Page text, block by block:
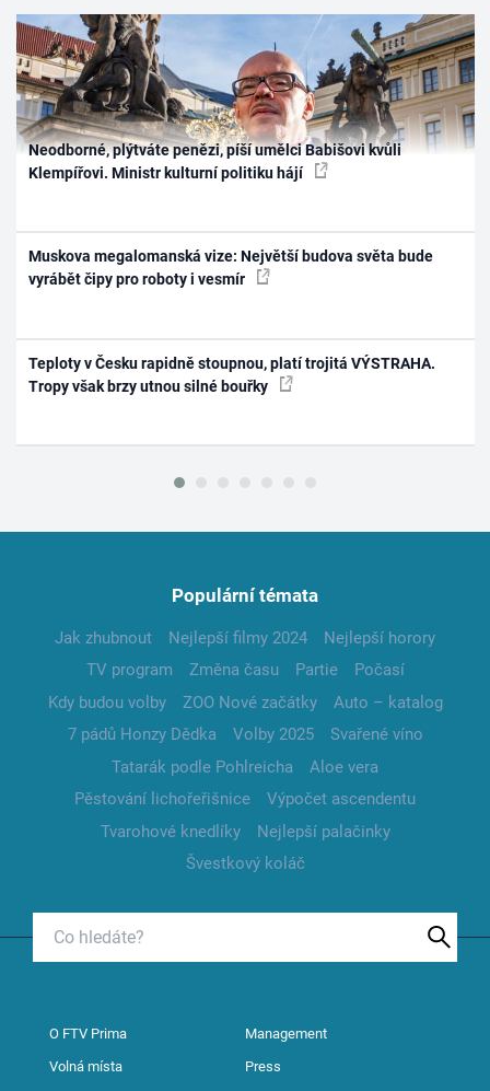
Neodborné, plýtváte penězi, píší umělci Babišovi kvůli
Klempířovi. Ministr kulturní politiku hájí
Muskova megalomanská vize: Největší budova světa bude
vyrábět čipy pro roboty i vesmír
Teploty v Česku rapidně stoupnou, platí trojitá VÝSTRAHA.
Tropy však brzy utnou silné bouřky
Populární témata
Jak zhubnout Nejlepší filmy 2024
Nejlepší horory
TV program
Změna času Partie
Počasí
Kdy budou volby
ZOO Nové začátky
Auto – katalog
7 pádů Honzy Dědka
Volby 2025
Svařené víno
Tatarák podle Pohlreicha
Aloe vera
Pěstování lichořeřišnice
Výpočet ascendentu
Tvarohové knedlíky
Nejlepší palačinky
Švestkový koláč
O FTV Prima Management
Volná místa Press